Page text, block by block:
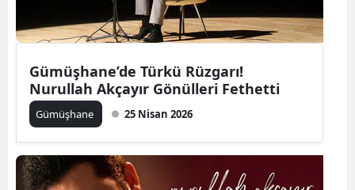
Giresun
Hakkari
Mersin
Gümüşhane’de Türkü Rüzgarı!
Nurullah Akçayır Gönülleri Fethetti
Gümüşhane 25 Nisan 2026